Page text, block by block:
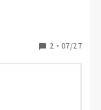
ん。
ったり、膨大な
されたのでしょ
セミナー等あれ
2 ・ 07/27